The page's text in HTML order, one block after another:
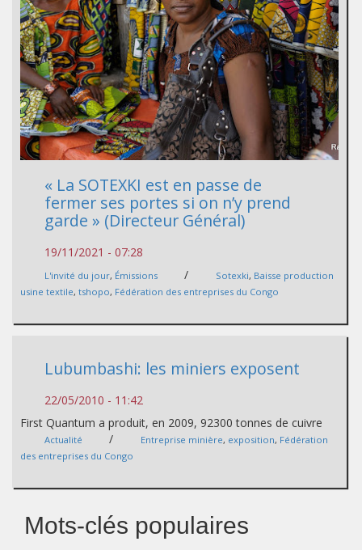
« La SOTEXKI est en passe de
fermer ses portes si on n’y prend
garde » (Directeur Général)
19/11/2021 - 07:28
L'invité du jour, Émissions / Sotexki, Baisse production
usine textile, tshopo, Fédération des entreprises du Congo
Lubumbashi: les miniers exposent
22/05/2010 - 11:42
First Quantum a produit, en 2009, 92300 tonnes de cuivre
Actualité / Entreprise minière, exposition, Fédération
des entreprises du Congo
Mots-clés populaires